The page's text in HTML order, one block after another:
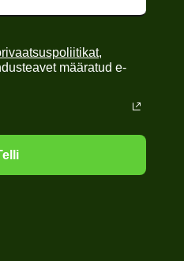
,
määratud e-